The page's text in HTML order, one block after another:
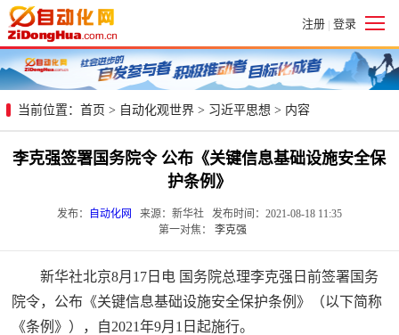
注册 | 登录
当前位置： 首页 > 自动化观世界 > 习近平思想 > 内容
李克强签署国务院令 公布《关键信息基础设施安全保
护条例》
发布： 自动化网
来源：新华社 发布时间：2021-08-18 11:35
第一对焦： 李克强
新华社北京8月17日电 国务院总理李克强日前签署国务
院令，公布《关键信息基础设施安全保护条例》（以下简称
《条例》），自2021年9月1日起施行。